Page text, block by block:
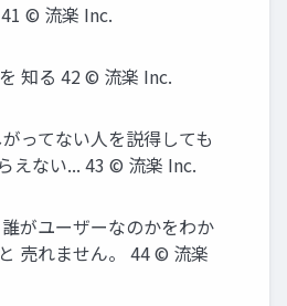
41 © 流楽 Inc.
知る 42 © 流楽 Inc.
ってない人を説得しても
えない... 43 © 流楽 Inc.
がユーザーなのかをわか
売れません。 44 © 流楽